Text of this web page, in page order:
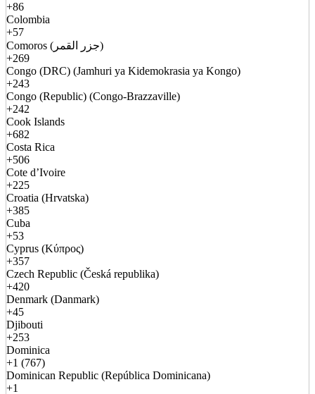
+86
Colombia
+57
Comoros (جزر القمر)
+269
Congo (DRC) (Jamhuri ya Kidemokrasia ya Kongo)
+243
Congo (Republic) (Congo-Brazzaville)
+242
Cook Islands
+682
Costa Rica
+506
Cote d’Ivoire
+225
Croatia (Hrvatska)
+385
Cuba
+53
Cyprus (Κύπρος)
+357
Czech Republic (Česká republika)
+420
Denmark (Danmark)
+45
Djibouti
+253
Dominica
+1 (767)
Dominican Republic (República Dominicana)
+1